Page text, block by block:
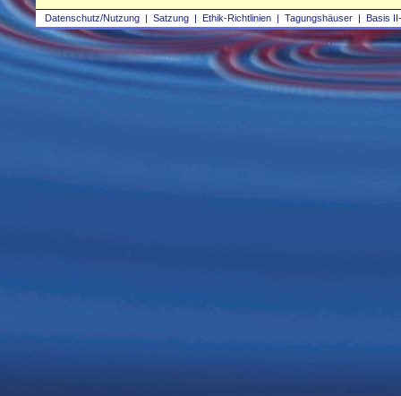
Datenschutz/Nutzung | Satzung | Ethik-Richtlinien | Tagungshäuser | Basis